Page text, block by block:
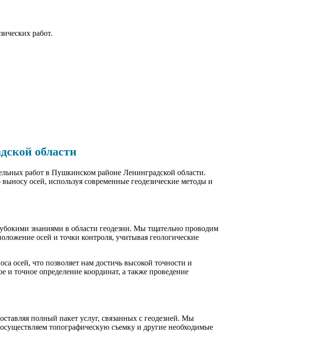
работ.
области
работ в Пушкинском районе Ленинградской области.
осей, используя современные геодезические методы и
знаниями в области геодезии. Мы тщательно проводим
осей и точки контроля, учитывая геологические
осей, что позволяет нам достичь высокой точности и
и точное определение координат, а также проведение
полный пакет услуг, связанных с геодезией. Мы
топографическую съемку и другие необходимые